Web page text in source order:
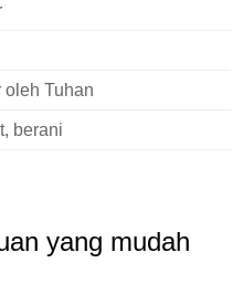
oleh Tuhan
berani
yang mudah